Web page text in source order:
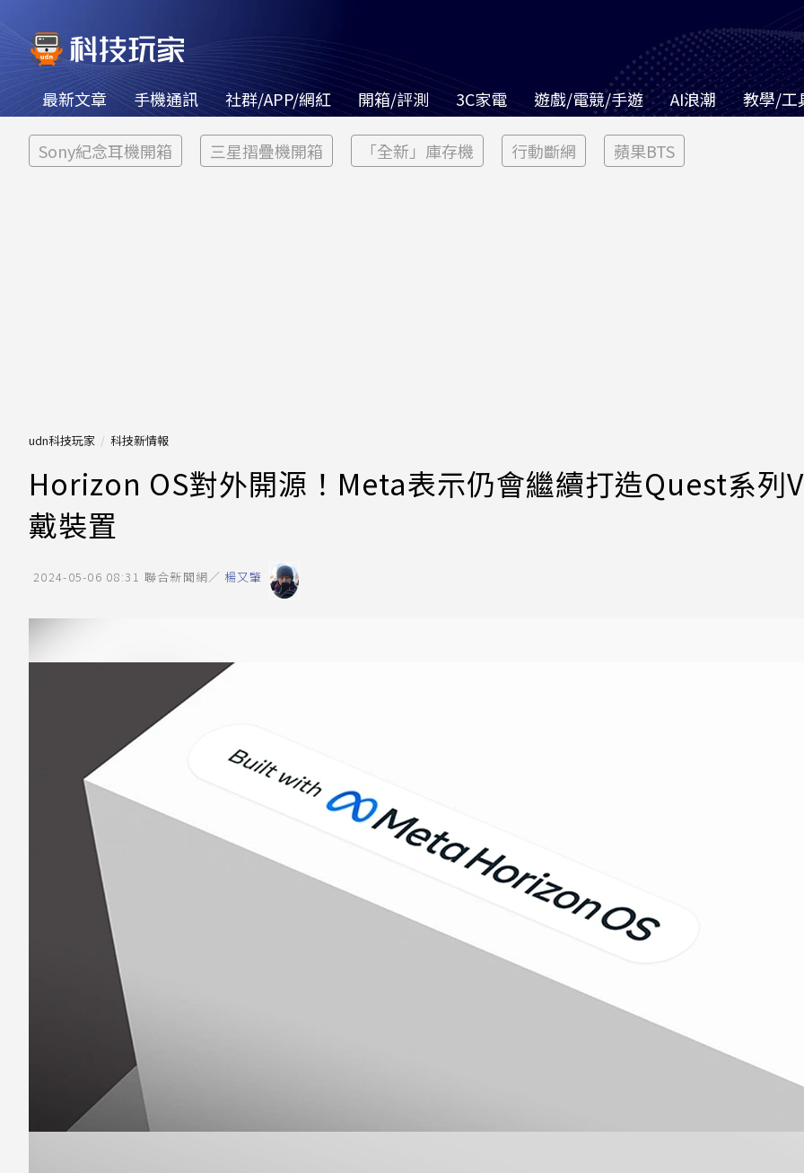
最新文章 手機通訊 社群/APP/網紅 開箱/評測 3C家電 遊戲/電競/手遊 AI浪潮 教學/工
Sony紀念耳機開箱 三星摺疊機開箱 「全新」庫存機 行動斷網 蘋果BTS
udn科技玩家 科技新情報
Horizon OS對外開源！Meta表示仍會繼續打造Quest系列
戴裝置
2024-05-06 08:31 聯合新聞網／ 楊又肇